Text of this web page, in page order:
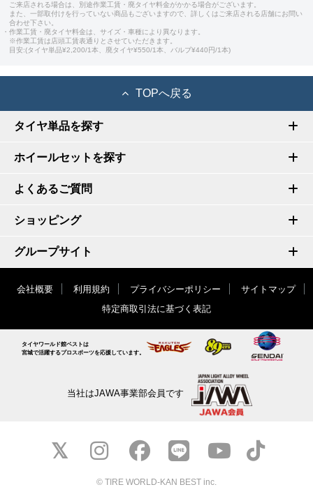
ご来店される場合は、別途作業工賃・廃タイヤ料金がかかる場合がございます。
また、一部取付けを行っていない商品もございますので、詳しくはご来店される店舗にお問い
合わせ下さい。
・作業工賃・廃タイヤ料金は、サイズ・車種により異なります。
※作業工賃は店頭工賃表通りとさせていただきます。
目安:(タイヤ単品¥2,200/1本、廃タイヤ¥550/1本、バルブ¥440円/1本)
TOPへ戻る
タイヤ単品を探す
ホイールセットを探す
よくあるご質問
ショッピング
グループサイト
会社概要 利用規約 プライバシーポリシー
サイトマップ
特定商取引法に基づく表記
タイヤワールド館ベストは
宮城で活躍するプロスポーツを応援しています。
当社はJAWA事業部会員です
© TIRE WORLD-KAN BEST inc.